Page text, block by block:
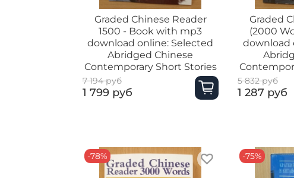
Graded Chinese Reader
1500 - Book with mp3
download online: Selected
Abridged Chinese
Contemporary Short Stories
7 194 руб
1 799 руб
Graded
(2000
download
5 832 руб
1 287 руб
-78% -75%